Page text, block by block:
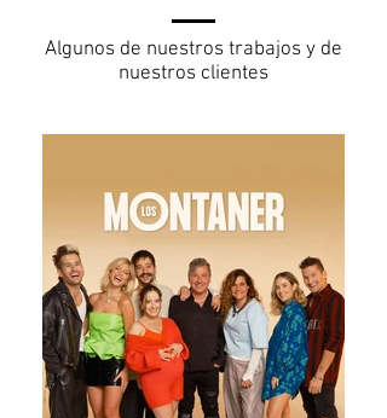
Algunos de nuestros trabajos y de
nuestros clientes